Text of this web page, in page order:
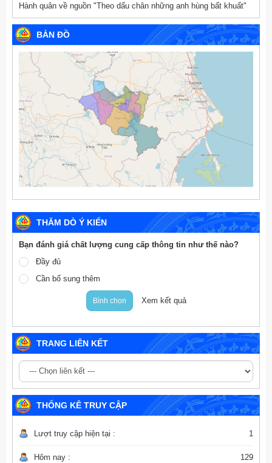
Hành quân về nguồn "Theo dấu chân những anh hùng bất khuất"
BẢN ĐỒ
THĂM DÒ Ý KIẾN
Bạn đánh giá chất lượng cung cấp thông tin như thế nào?
Đầy đủ
Cần bổ sung thêm
Bình chọn Xem kết quả
TRANG LIÊN KẾT
THỐNG KÊ TRUY CẬP
Lượt truy cập hiện tại : 1
Hôm nay : 129